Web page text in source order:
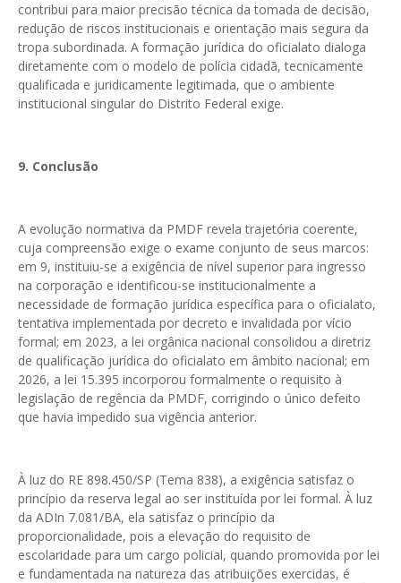
contribui para maior precisão técnica da tomada de decisão,
redução de riscos institucionais e orientação mais segura da
tropa subordinada. A formação jurídica do oficialato dialoga
diretamente com o modelo de polícia cidadã, tecnicamente
qualificada e juridicamente legitimada, que o ambiente
institucional singular do Distrito Federal exige.
9. Conclusão
A evolução normativa da PMDF revela trajetória coerente,
cuja compreensão exige o exame conjunto de seus marcos:
em 9, instituiu-se a exigência de nível superior para ingresso
na corporação e identificou-se institucionalmente a
necessidade de formação jurídica específica para o oficialato,
tentativa implementada por decreto e invalidada por vício
formal; em 2023, a lei orgânica nacional consolidou a diretriz
de qualificação jurídica do oficialato em âmbito nacional; em
2026, a lei 15.395 incorporou formalmente o requisito à
legislação de regência da PMDF, corrigindo o único defeito
que havia impedido sua vigência anterior.
À luz do RE 898.450/SP (Tema 838), a exigência satisfaz o
princípio da reserva legal ao ser instituída por lei formal. À luz
da ADIn 7.081/BA, ela satisfaz o princípio da
proporcionalidade, pois a elevação do requisito de
escolaridade para um cargo policial, quando promovida por lei
e fundamentada na natureza das atribuições exercidas, é